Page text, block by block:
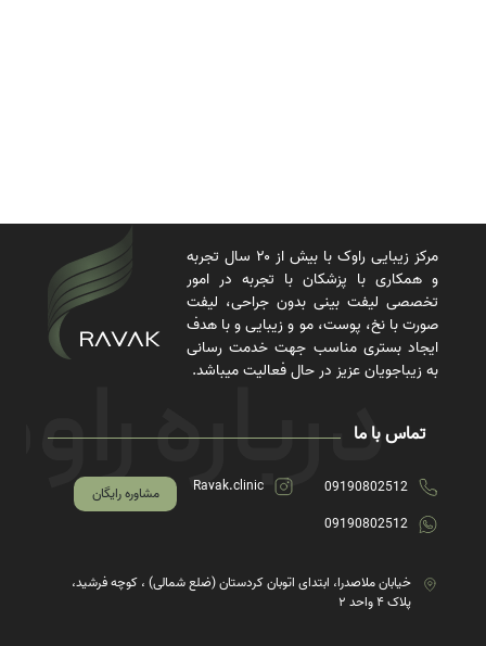
مرکز زیبایی راوک با بیش از ۲۰ سال تجربه
و همکاری با پزشکان با تجربه در امور
تخصصی لیفت بینی بدون جراحی، لیفت
صورت با نخ، پوست، مو و زیبایی و با هدف
ایجاد بستری مناسب جهت خدمت رسانی
به زیباجویان عزیز در حال فعالیت میباشد.
تماس با ما
09190802512
09190802512
Ravak.clinic مشاوره رایگان
خیابان ملاصدرا، ابتدای اتوبان کردستان (ضلع شمالی) ، کوچه فرشید،
پلاک ۴ واحد ۲